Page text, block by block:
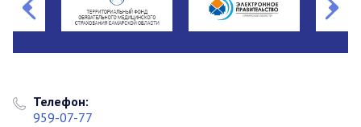
Телефон:
959-07-77